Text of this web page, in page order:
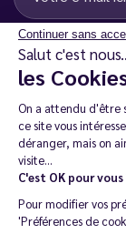
Continuer sans
Salut c'est
les
On a attendu d'être
ce site vous
déranger, mais on
visite...
C'est OK pour vous
Pour modifier vos
'Préférences de
J’accepte de
LD Groupe
Restez en
La vente de